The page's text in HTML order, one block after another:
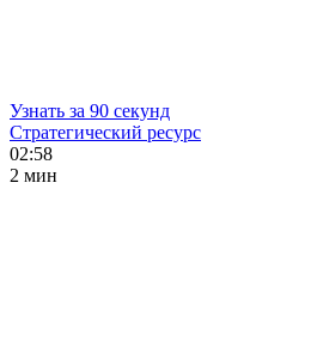
Узнать за 90 секунд
Стратегический ресурс
02:58
2 мин